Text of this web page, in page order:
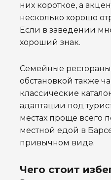
них короткое, а
несколько хорошо
Если в заведении
хороший знак.
Семейные рестораны
обстановкой также
классические
адаптации под
местах проще всего
местной едой в
привычном виде.
Чего стоит